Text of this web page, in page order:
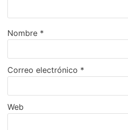
Nombre *
Correo electrónico *
Web